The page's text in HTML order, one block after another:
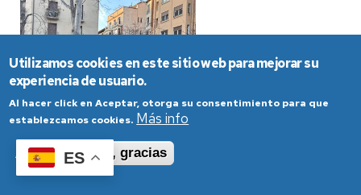
ES
Utilizamos cookies en este sitio web para mejorar su
experiencia de usuario.
Al hacer click en Aceptar, otorga su consentimiento para que
establezcamos cookies. Más info
Aceptar
No, gracias